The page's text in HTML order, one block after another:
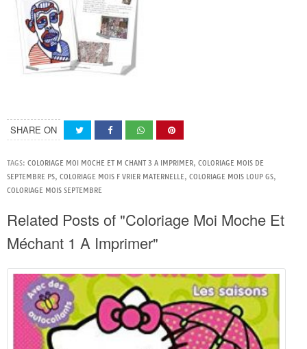
SHARE ON
TAGS: COLORIAGE MOI MOCHE ET M CHANT 3 A IMPRIMER, COLORIAGE MOIS DE
SEPTEMBRE PS, COLORIAGE MOIS F VRIER MATERNELLE, COLORIAGE MOIS LOUP GS,
COLORIAGE MOIS SEPTEMBRE
Related Posts of "Coloriage Moi Moche Et
Méchant 1 A Imprimer"